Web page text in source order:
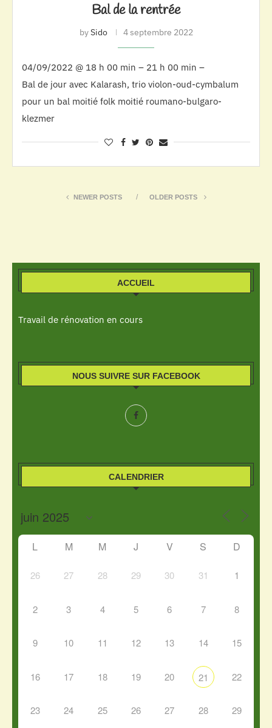
Bal de la rentrée
bySido 4 septembre 2022
04/09/2022 @ 18 h 00 min – 21 h 00 min –
Bal de jour avec Kalarash, trio violon-oud-cymbalum
pour un bal moitié folk moitié roumano-bulgaro-
klezmer
NEWER POSTS OLDER POSTS
ACCUEIL
Travail de rénovation en cours
NOUS SUIVRE SUR FACEBOOK
CALENDRIER
L M M J V S D
26 27 28 29 30 31 1
2 3 4 5 6 7 8
9 10 11 12 13 14 15
16 17 18 19 20 21 22
23 24 25 26 27 28 29